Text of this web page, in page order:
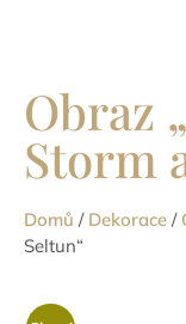
Obraz
Storm
Domů / Dekorace /
Seltun“